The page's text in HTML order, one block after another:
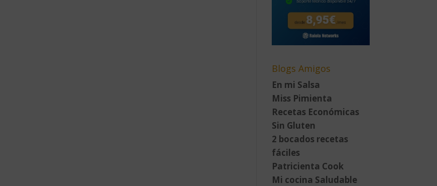
Blogs Amigos
En mi Salsa
Miss Pimienta
Recetas Económicas
Sin Gluten
2 bocados recetas
fáciles
Patricienta Cook
Mi cocina Saludable